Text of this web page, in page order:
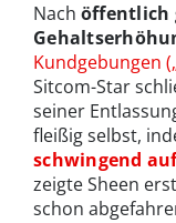
Nach öffentlich
Kundgebungen
Sitcom-Star
seiner
fleißig selbst,
schwingend
zeigte Sheen
schon